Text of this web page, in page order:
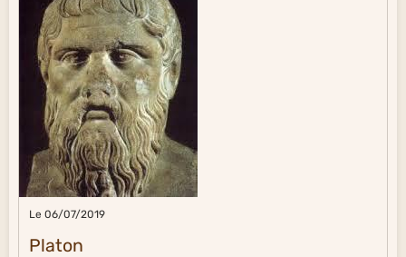
Le 06/07/2019
Platon